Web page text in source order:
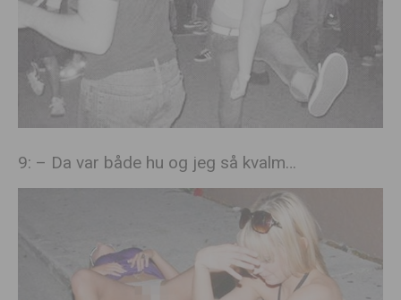
9: – Da var både hu og jeg så kvalm…